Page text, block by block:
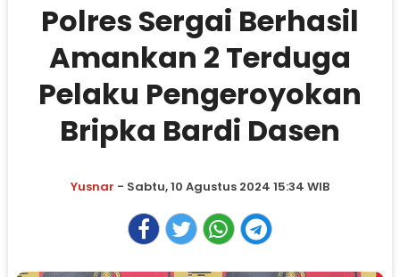
Polres Sergai Berhasil
Amankan 2 Terduga
Pelaku Pengeroyokan
Bripka Bardi Dasen
Yusnar - Sabtu, 10 Agustus 2024 15:34 WIB